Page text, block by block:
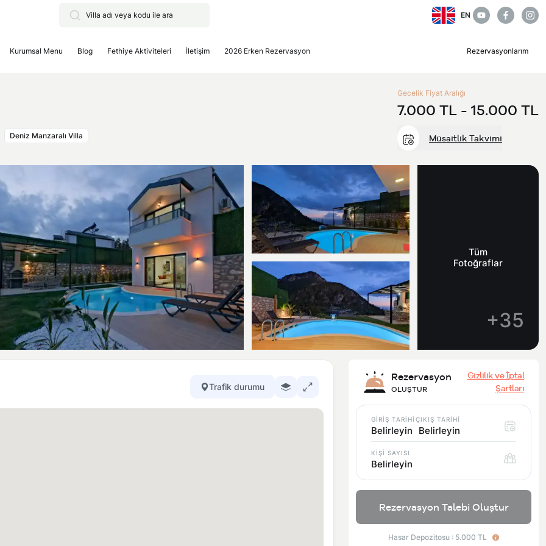
EN
Kurumsal Menu Blog Fethiye Aktiviteleri İletişim 2026 Erken Rezervasyon Rezervasyonlarım
Deniz Manzaralı Villa
Gecelik Fiyat Aralığı
7.000 TL - 15.000 TL
Müsaitlik Takvimi
Tüm
Fotoğraflar
+35
Trafik durumu
Rezervasyon
OLUŞTUR
Gizlilik ve İptal
Şartları
GİRİŞ TARİHİ
Belirleyin
ÇIKIŞ TARİHİ
Belirleyin
KİŞİ SAYISI
Belirleyin
Rezervasyon Talebi Oluştur
Hasar Depozitosu : 5.000 TL